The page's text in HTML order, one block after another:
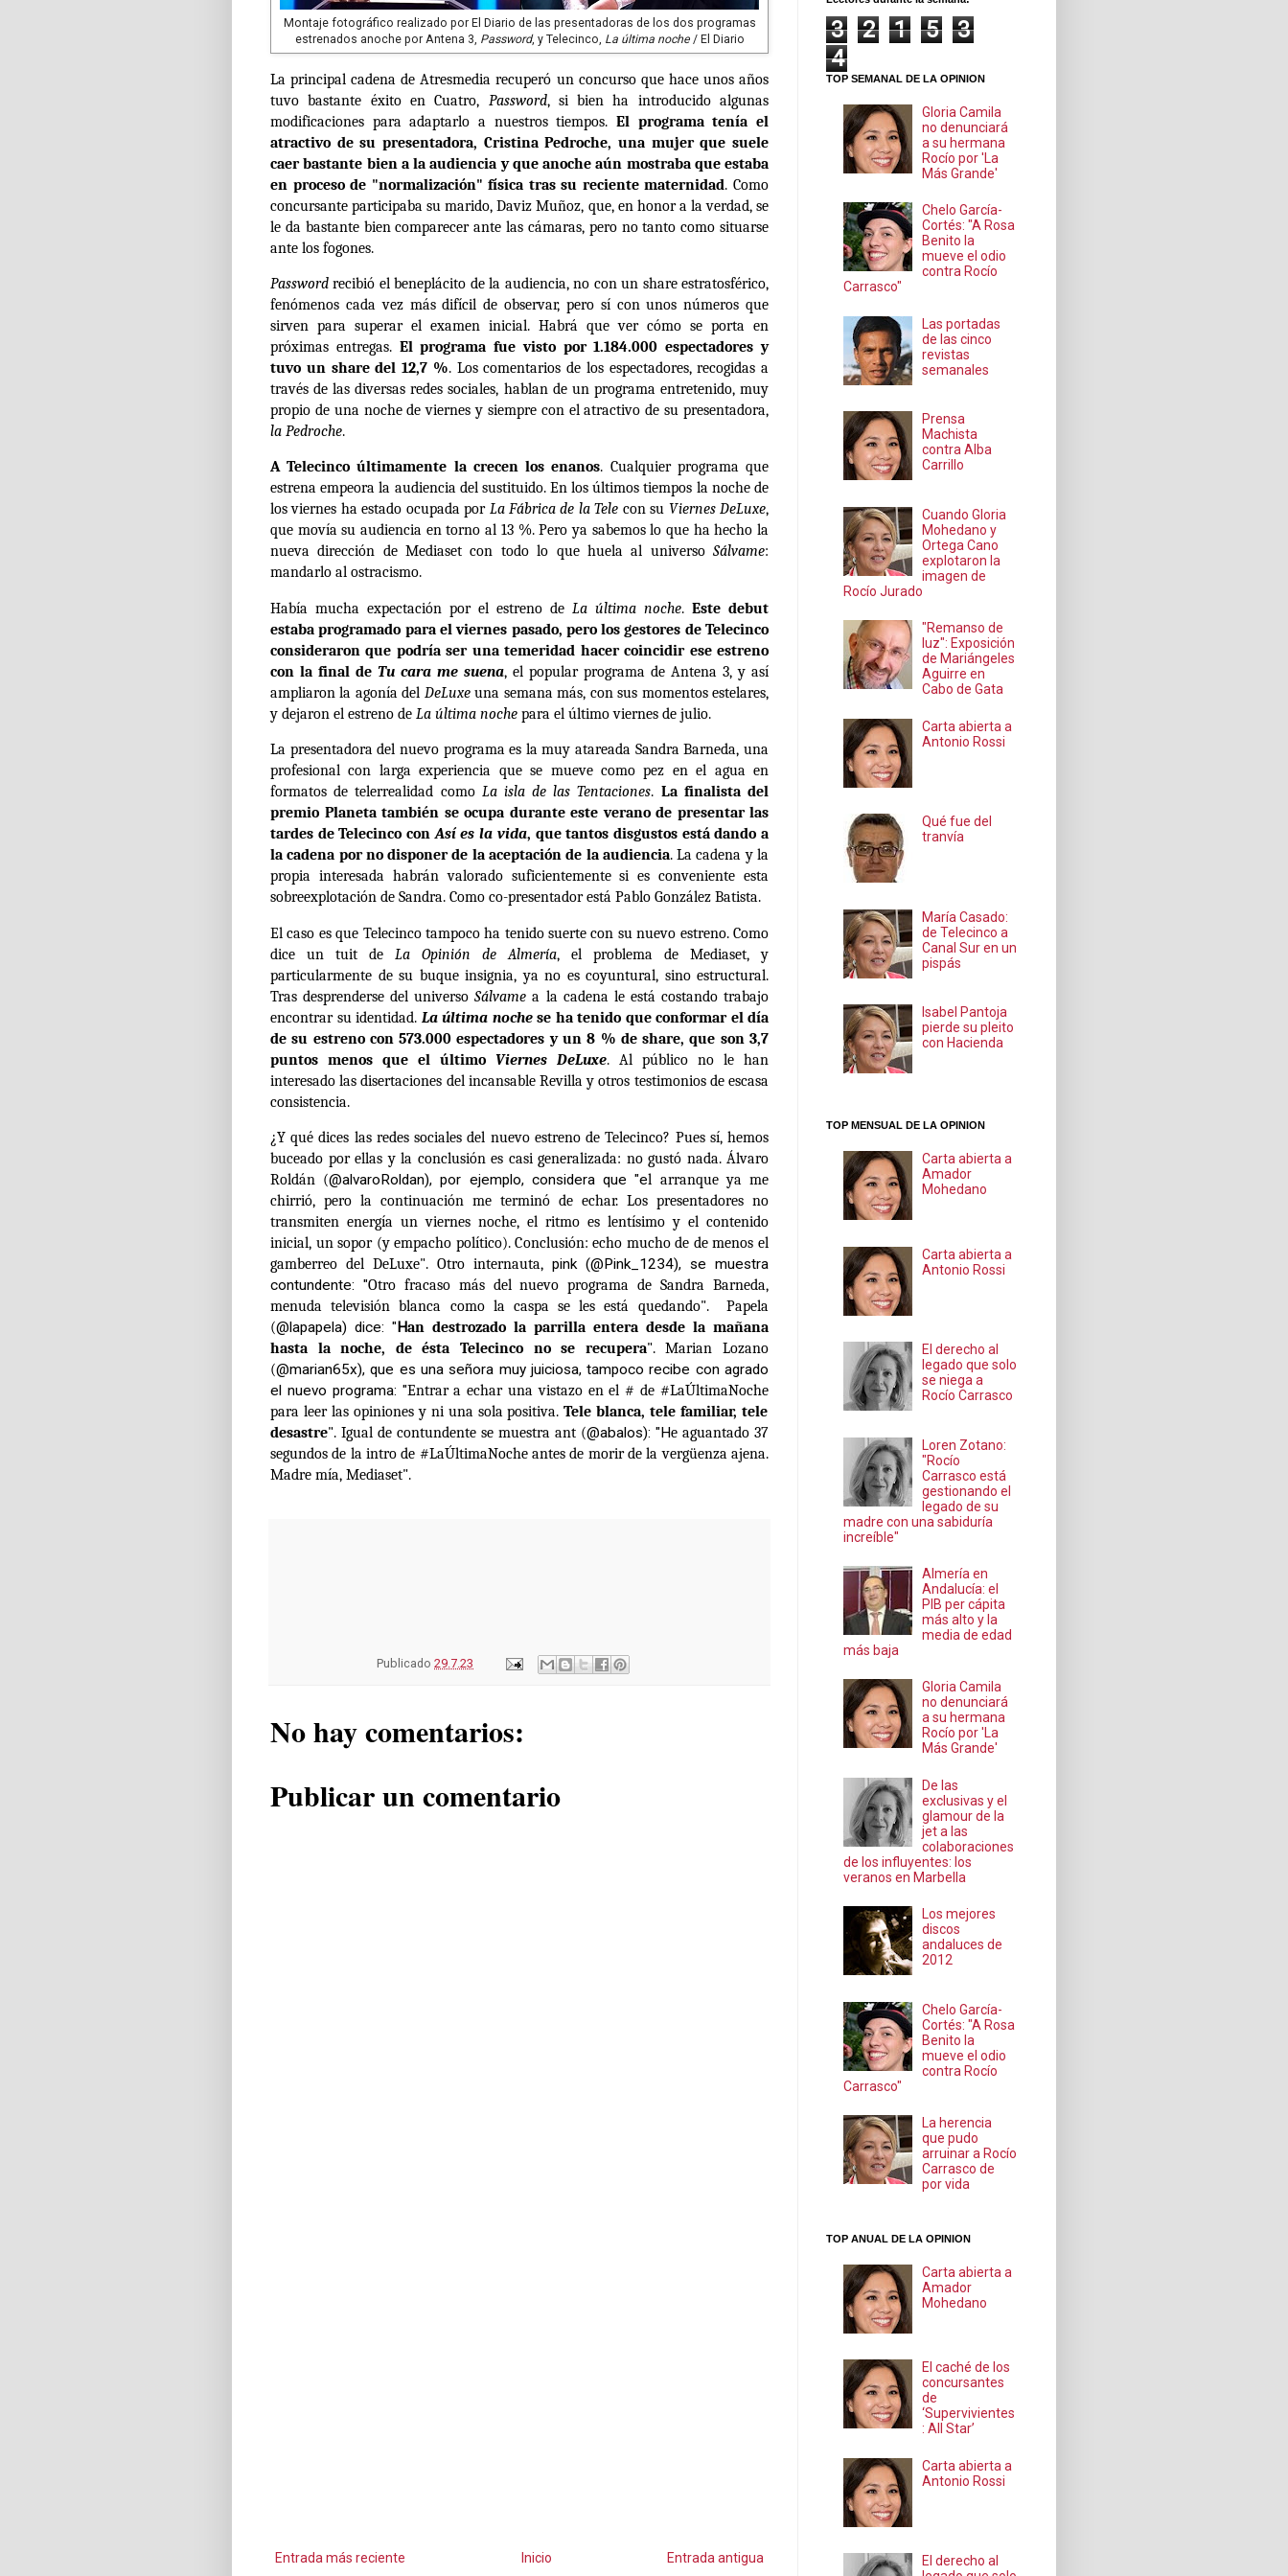
Montaje fotográfico realizado por El Diario de las presentadoras de los dos programas
estrenados anoche por Antena 3, Password, y Telecinco, La última noche/ El Diario
La principal cadena de Atresmedia recuperó un concurso que hace unos años
tuvo bastante éxito en Cuatro, Password, si bien ha introducido algunas
modificaciones para adaptarlo a nuestros tiempos. El programa tenía el
atractivo de su presentadora, Cristina Pedroche, una mujer que suele
caer bastante bien a la audiencia y que anoche aún mostraba que estaba
en proceso de "normalización" física tras su reciente maternidad. Como
concursante participaba su marido, Daviz Muñoz, que, en honor a la verdad, se
le da bastante bien comparecer ante las cámaras, pero no tanto como situarse
ante los fogones.
Passwordrecibió el beneplácito de la audiencia, no con un share estratosférico,
fenómenos cada vez más difícil de observar, pero sí con unos números que
sirven para superar el examen inicial. Habrá que ver cómo se porta en
próximas entregas. El programa fue visto por 1.184.000 espectadores y
tuvo un share del 12,7 %. Los comentarios de los espectadores, recogidas a
través de las diversas redes sociales, hablan de un programa entretenido, muy
propio de una noche de viernes y siempre con el atractivo de su presentadora,
la Pedroche.
A Telecinco últimamente la crecen los enanos. Cualquier programa que
estrena empeora la audiencia del sustituido. En los últimos tiempos la noche de
los viernes ha estado ocupada por La Fábrica de la Tele con su Viernes DeLuxe,
que movía su audiencia en torno al 13 %. Pero ya sabemos lo que ha hecho la
nueva dirección de Mediaset con todo lo que huela al universo Sálvame:
mandarlo al ostracismo.
Había mucha expectación por el estreno de La última noche. Este debut
estaba programado para el viernes pasado, pero los gestores de Telecinco
consideraron que podría ser una temeridad hacer coincidir ese estreno
con la final de Tu cara me suena, el popular programa de Antena 3, y así
ampliaron la agonía del DeLuxeuna semana más, con sus momentos estelares,
y dejaron el estreno de La última noche para el último viernes de julio.
La presentadora del nuevo programa es la muy atareada Sandra Barneda, una
profesional con larga experiencia que se mueve como pez en el agua en
formatos de telerrealidad como La isla de las Tentaciones. La finalista del
premio Planeta también se ocupa durante este verano de presentar las
tardes de Telecinco conAsí es la vida, que tantos disgustos está dando a
la cadena por no disponer de la aceptación de la audiencia. La cadena y la
propia interesada habrán valorado suficientemente si es conveniente esta
sobreexplotación de Sandra. Como co-presentador está Pablo González Batista.
El caso es que Telecinco tampoco ha tenido suerte con su nuevo estreno. Como
dice un tuit de La Opinión de Almería, el problema de Mediaset, y
particularmente de su buque insignia, ya no es coyuntural, sino estructural.
Tras desprenderse del universoSálvame a la cadena le está costando trabajo
encontrar su identidad. La última nochese ha tenido que conformar el día
de su estreno con 573.000 espectadores y un 8 % de share, que son 3,7
puntos menos que el último Viernes DeLuxe. Al público no le han
interesado las disertaciones del incansable Revilla y otros testimonios de escasa
consistencia.
¿Y qué dices las redes sociales del nuevo estreno de Telecinco? Pues sí, hemos
buceado por ellas y la conclusión es casi generalizada: no gustó nada. Álvaro
Roldán (@alvaroRoldan), por ejemplo, considera que "el arranque ya me
chirrió, pero la continuación me terminó de echar. Los presentadores no
transmiten energía un viernes noche, el ritmo es lentísimo y el contenido
inicial, un sopor (y empacho político). Conclusión: echo mucho de de menos el
gamberreo del DeLuxe". Otro internauta, pink (@Pink_1234), se muestra
contundente: "Otro fracaso más del nuevo programa de Sandra Barneda,
menuda televisión blanca como lacaspa se les está quedando". Papela
(@lapapela) dice: "Han destrozado la parrilla entera desde la mañana
hasta la noche, de ésta Telecinco no se recupera". Marian Lozano
(@marian65x), que es una señora muy juiciosa, tampoco recibe con agrado
el nuevo programa: "Entrar a echar una vistazo en el # de #LaÚltimaNoche
para leer las opiniones y ni una sola positiva.Tele blanca, tele familiar, tele
desastre". Igual de contundente se muestra ant (@abalos): "He aguantado 37
segundos de la intro de #LaÚltimaNocheantes de morir de la vergüenza ajena.
Madre mía, Mediaset".
Publicado 29.7.23
No hay comentarios:
Publicar un comentario
Entrada más reciente Entrada antigua
Inicio
3 2 1 5
3
4
TOP SEMANAL DE LA OPINION
Gloria Camila
no denunciará
a su hermana
Rocío por 'La
Más Grande'
Chelo García-
Cortés: "A Rosa
Benito la
mueve el odio
contra Rocío
Carrasco"
Las portadas
de las cinco
revistas
semanales
Prensa
Machista
contra Alba
Carrillo
Cuando Gloria
Mohedano y
Ortega Cano
explotaron la
imagen de
Rocío Jurado
"Remanso de
luz": Exposición
de Mariángeles
Aguirre en
Cabo de Gata
Carta abierta a
Antonio Rossi
Qué fue del
tranvía
María Casado:
de Telecinco a
Canal Sur en un
pispás
Isabel Pantoja
pierde su pleito
con Hacienda
TOP MENSUAL DE LA OPINION
Carta abierta a
Amador
Mohedano
Carta abierta a
Antonio Rossi
El derecho al
legado que solo
se niega a
Rocío Carrasco
Loren Zotano:
"Rocío
Carrasco está
gestionando el
legado de su
madre con una sabiduría
increíble"
Almería en
Andalucía: el
PIB per cápita
más alto y la
media de edad
más baja
Gloria Camila
no denunciará
a su hermana
Rocío por 'La
Más Grande'
De las
exclusivas y el
glamour de la
jet a las
colaboraciones
de los influyentes: los
veranos en Marbella
Los mejores
discos
andaluces de
2012
Chelo García-
Cortés: "A Rosa
Benito la
mueve el odio
contra Rocío
Carrasco"
La herencia
que pudo
arruinar a Rocío
Carrasco de
por vida
TOP ANUAL DE LA OPINION
Carta abierta a
Amador
Mohedano
El caché de los
concursantes
de
‘Supervivientes
: All Star’
Carta abierta a
Antonio Rossi
El derecho al